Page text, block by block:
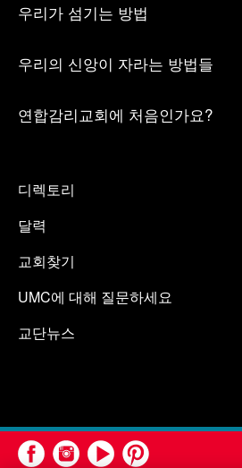
우리가 섬기는 방법
우리의 신앙이 자라는 방법들
연합감리교회에 처음인가요?
디렉토리
달력
교회찾기
UMC에 대해 질문하세요
교단뉴스